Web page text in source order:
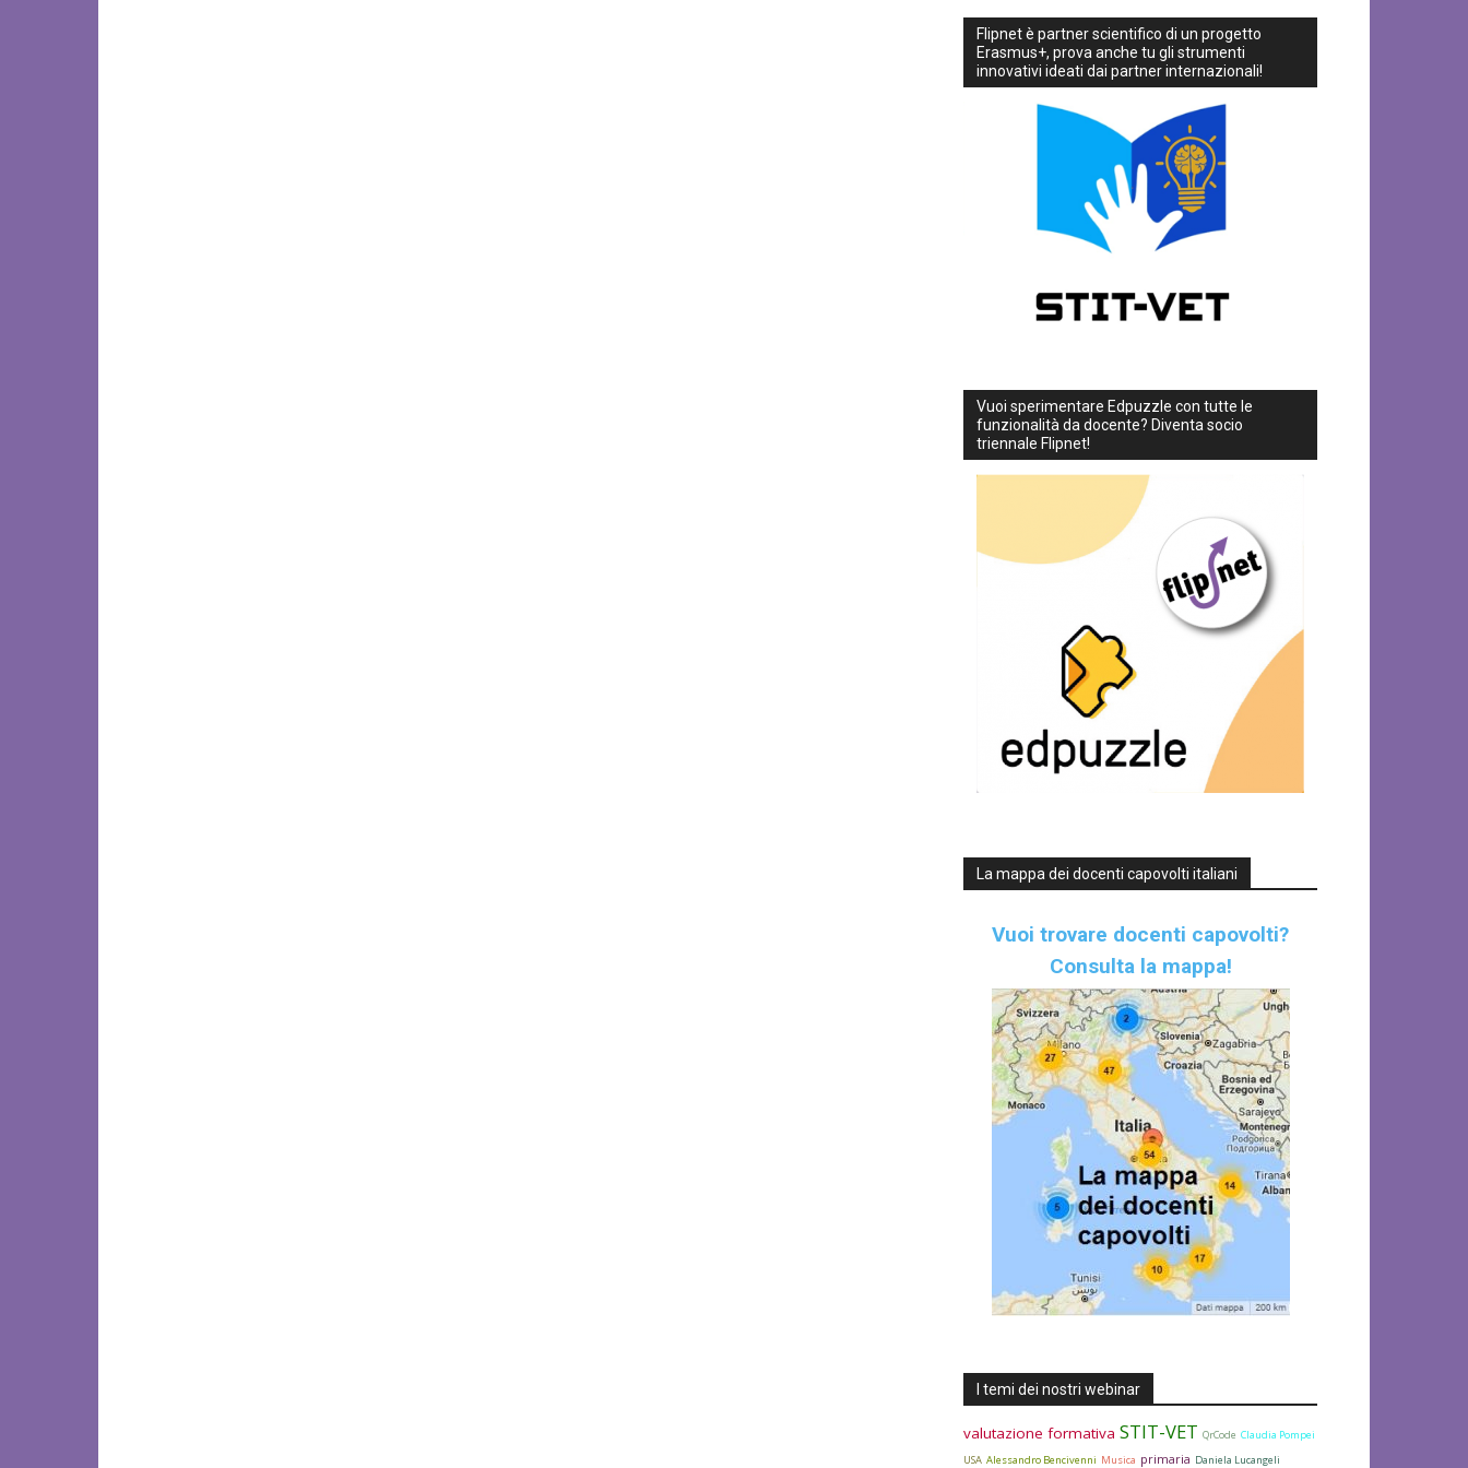
Flipnet è partner scientifico di un progetto
Erasmus+, prova anche tu gli strumenti
innovativi ideati dai partner internazionali!
Vuoi sperimentare Edpuzzle con tutte le
funzionalità da docente? Diventa socio
triennale Flipnet!
La mappa dei docenti capovolti italiani
Vuoi trovare docenti capovolti?
Consulta la mappa!
I temi dei nostri webinar
valutazione formativa STIT-VET QrCode Claudia Pompei
USA Alessandro Bencivenni Musica primaria Daniela Lucangeli